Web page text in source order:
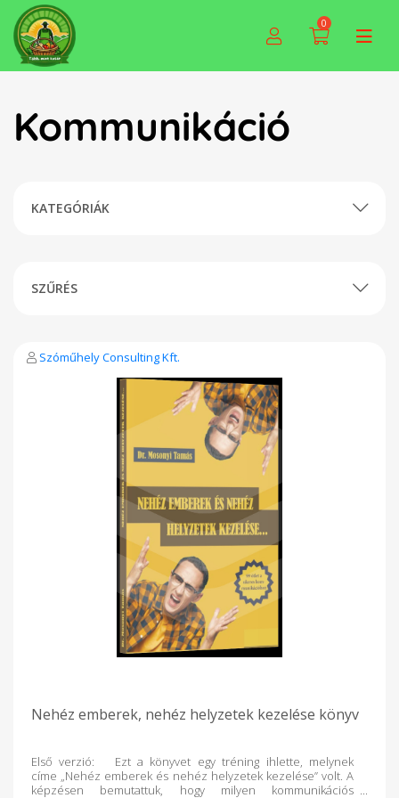
0
Kommunikáció
KATEGÓRIÁK
SZŰRÉS
Szóműhely Consulting Kft.
Nehéz emberek, nehéz helyzetek kezelése könyv
Első verzió: Ezt a könyvet egy tréning ihlette, melynek
címe „Nehéz emberek és nehéz helyzetek kezelése” volt. A
képzésen bemutattuk, hogy milyen kommunikációs